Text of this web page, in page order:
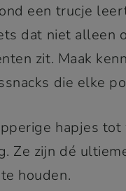
een trucje
dat niet alleen
zit. Maak
die elke
hapjes
Ze zijn dé
houden.